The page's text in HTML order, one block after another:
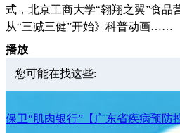
式，北京工商大学“翱翔之翼”食
从“三减三健”开始》科普动画……
播放
您可能在找这些:
保卫“肌肉银行”【广东省疾病预防